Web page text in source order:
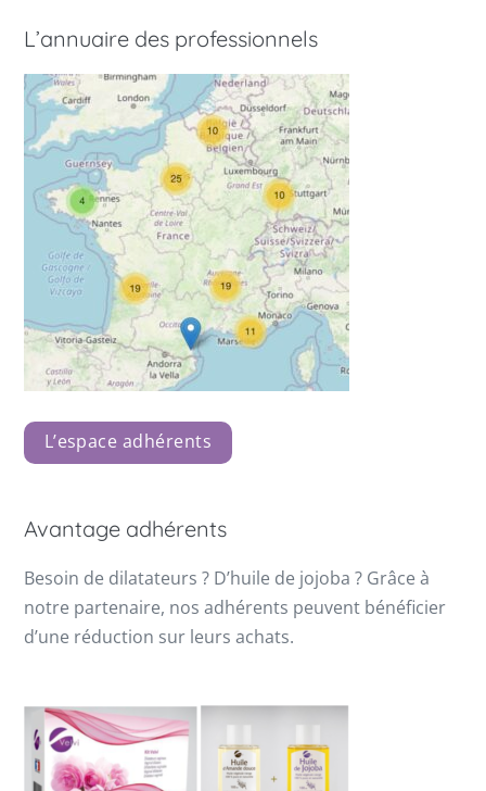
L’annuaire des professionnels
L’espace adhérents
Avantage adhérents
Besoin de dilatateurs ? D’huile de jojoba ? Grâce à
notre partenaire, nos adhérents peuvent bénéficier
d’une réduction sur leurs achats.